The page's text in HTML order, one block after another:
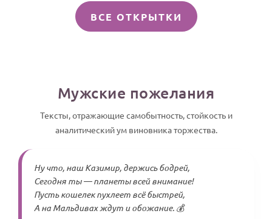
ВСЕ ОТКРЫТКИ
Мужские пожелания
Тексты, отражающие самобытность, стойкость и
аналитический ум виновника торжества.
Ну что, наш Казимир, держись бодрей,
Сегодня ты — планеты всей внимание!
Пусть кошелек пухлеет всё быстрей,
А на Мальдивах ждут и обожание. 💰